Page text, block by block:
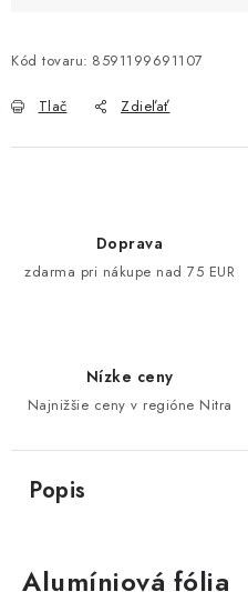
Kód tovaru: 8591199691107
Tlač Zdieľať
Doprava
zdarma pri nákupe nad 75 EUR
Nízke ceny
Najnižšie ceny v regióne Nitra
Popis
Alumíniová fólia